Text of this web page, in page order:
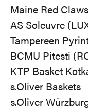
Maine Red
AS Soleuvre
Tampereen
BCMU Pitesti
KTP Basket
s.Oliver Baskets
s.Oliver